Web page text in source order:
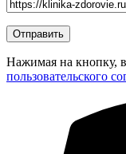
Нажимая на кнопку,
пользовательского